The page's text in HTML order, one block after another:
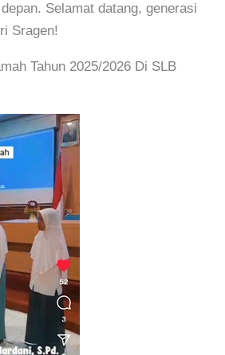
Selamat datang, generasi
Sragen!
Tahun 2025/2026 Di SLB